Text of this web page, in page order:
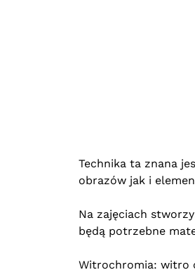
Technika ta znana
obrazów jak i
Na zajęciach
będą potrzebne
Witrochromia: witro